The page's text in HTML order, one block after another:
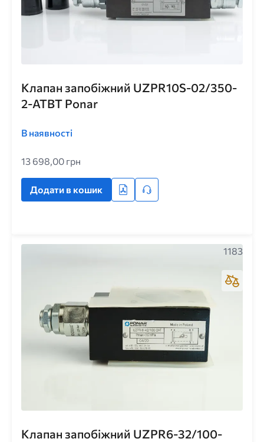
Клапан запобіжний UZPR10S-02/350-
2-ATBT Ponar
В наявності
13 698,00 грн
Додати в кошик
Клапан запобіжний UZPR6-32/100-
1183